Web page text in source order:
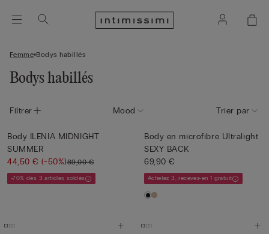
Femme Bodys habillés
Bodys habillés
Filtrer Mood Trier par
Body ILENIA MIDNIGHT
SUMMER
44,50 €(-50%)89,00 €
-70% dès 3 articles soldés
Body en microfibre Ultralight
SEXY BACK
69,90 €
Achetez 3, recevez-en 1 gratuit